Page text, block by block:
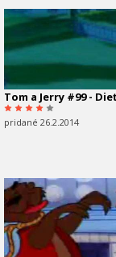
Tom a Jerry #99 -
pridané 26.2.2014